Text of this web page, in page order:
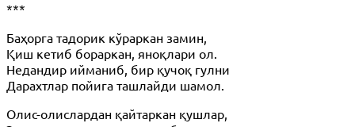
***
Баҳорга тадорик кўраркан замин,
Қиш кетиб бораркан, яноқлари ол.
Недандир ийманиб, бир қучоқ гулни
Дарахтлар пойига ташлайди шамол.
Олис-олислардан қайтаркан қушлар,